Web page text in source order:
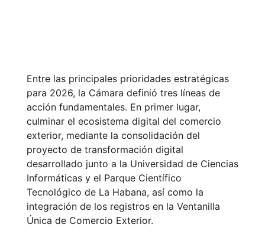
Entre las principales prioridades estratégicas
para 2026, la Cámara definió tres líneas de
acción fundamentales. En primer lugar,
culminar el ecosistema digital del comercio
exterior, mediante la consolidación del
proyecto de transformación digital
desarrollado junto a la Universidad de Ciencias
Informáticas y el Parque Científico
Tecnológico de La Habana, así como la
integración de los registros en la Ventanilla
Única de Comercio Exterior.